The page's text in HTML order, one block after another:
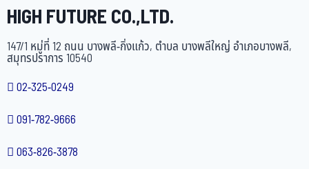
HIGH FUTURE CO.,LTD.
147/1 หมู่ที่ 12 ถนน บางพลี-กิ่งแก้ว, ตำบล บางพลีใหญ่ อำเภอบางพลี,
สมุทรปราการ 10540
02-325-0249
091-782-9666
063-826-3878